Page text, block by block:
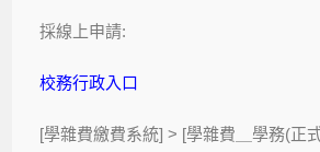
採線上申請:
校務行政入口
[學雜費繳費系統] > [學雜費＿學務(正